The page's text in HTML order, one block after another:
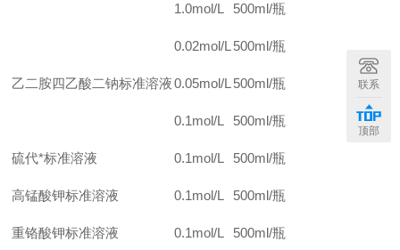
1.0mol/L 500ml/瓶
乙二胺四乙酸二钠标准溶液
0.02mol/L 500ml/瓶
0.05mol/L 500ml/瓶
0.1mol/L 500ml/瓶
硫代*标准溶液 0.1mol/L 500ml/瓶
高锰酸钾标准溶液 0.1mol/L 500ml/瓶
重铬酸钾标准溶液 0.1mol/L 500ml/瓶
联系
顶部